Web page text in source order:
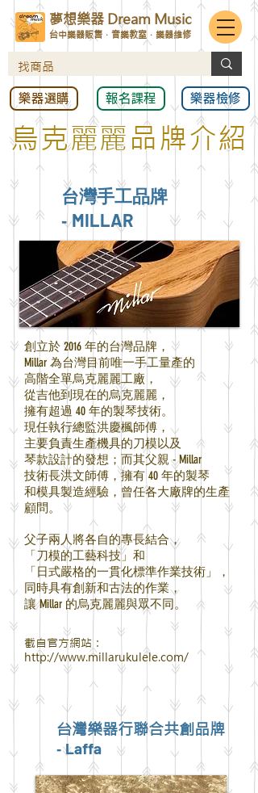
樂器選購 報名課程 樂器檢修
夢想樂器 Dream Music
台中樂器販售．音樂教室．樂器維修
烏克麗麗品牌介紹
台灣手工品牌
-MILLAR
創立於 2016 年的台灣品牌，
Millar 為台灣目前唯一手工量產的
高階全單烏克麗麗工廠，
從吉他到現在的烏克麗麗，
擁有超過 40 年的製琴技術。
現任執行總監洪慶楓師傅，
主要負責生產機具的刀模以及
琴款設計的發想； 而其父親 - Millar
技術長洪文師傅，擁有 40 年的製琴
和模具製造經驗， 曾任各大廠牌的生產
顧問。
父子兩人將各自的專長結合，
「刀模的工藝科技」 和
「日式嚴格的一貫化標準作業技術」，
同時具有創 新和古法的作業，
讓 Millar 的烏克麗麗與眾不同。
截自官方網站：
http://www.millarukulele.com/
台灣樂器行聯合共創品牌
-Laffa